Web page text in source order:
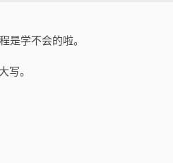
是学不会的啦。
写。